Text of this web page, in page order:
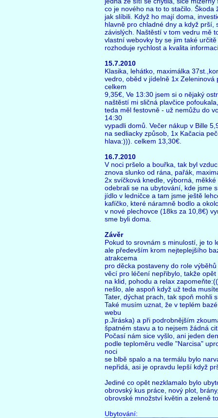
co je nového na to to stačilo.
jak slíbili. Když ho mají doma,
hlavně pro chladné dny a když
závislých. Naštěstí v tom vedru mě
vlastní webovky by se jim také
rozhoduje rychlost a kvalita
15.7.2010
Klasika, lehátko, maximálka
vedro, oběd v jídelně 1x
celkem
9,35€, Ve 13:30 jsem si o nějaký
naštěstí mi sličná plavčice
teda měl festovně - už nemůžu do
14:30
vypadli domů. Večer nákup v Bille
na sedliacky způsob, 1x Kačacia
hlava:))). celkem 13,30€.
16.7.2010
V noci pršelo a bouřka, tak byl
znova slunko od rána, pařák,
2x svíčková knedle, výborná,
odebrali se na ubytování, kde jsme
jídlo v ledničce a tam jsme ještě
kafíčko, které náramně bodlo a
v nové plechovce (18ks za 10,8€)
sme byli doma.
Závěr
Pokud to srovnám s minulostí, je to
ale především krom nejteplejšího
atrakcema
pro děcka postaveny do role
věcí pro léčení nepřibylo, takže
na klid, pohodu a relax
nešlo, ale aspoň když už teda
Tater, dýchat prach, tak spoň mohli
Také musím uznat, že v teplém
webu
p.Jiráska) a při podrobnějším
špatném stavu a to nejsem žádná
Počasí nám sice vyšlo, ani jeden
podle teploměru vedle "Narcisa"
noci
se blbě spalo a na termálu bylo
nepřidá, asi je opravdu lepší když
Jediné co opět nezklamalo bylo
obrovský kus práce, nový plot,
obrovské množství květin a zeleně
Ubytování: